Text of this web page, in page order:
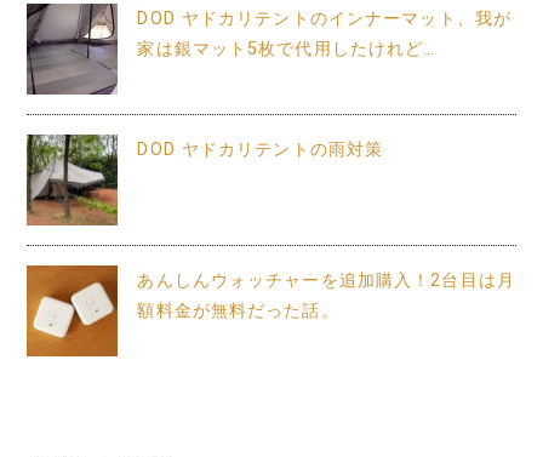
DOD ヤドカリテントのインナーマット、我が
家は銀マット5枚で代用したけれど…
DOD ヤドカリテントの雨対策
あんしんウォッチャーを追加購入！2台目は月
額料金が無料だった話。